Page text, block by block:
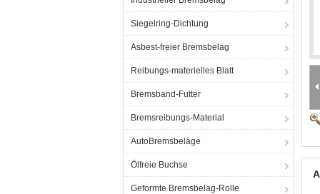
Siegelring-Dichtung
Asbest-freier Bremsbelag
Reibungs-materielles Blatt
Bremsband-Futter
Bremsreibungs-Material
AutoBremsbeläge
Ölfreie Buchse
Geformte Bremsbelag-Rolle